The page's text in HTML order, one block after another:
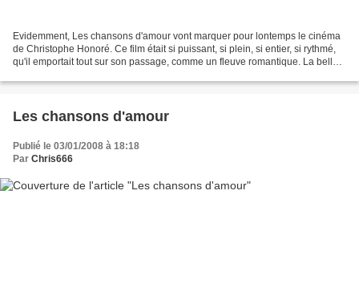
Evidemment, Les chansons d'amour vont marquer pour lontemps le cinéma
de Christophe Honoré. Ce film était si puissant, si plein, si entier, si rythmé,
qu'il emportait tout sur son passage, comme un fleuve romantique. La belle
Les chansons d'amour
Publié le 03/01/2008 à 18:18
Par Chris666